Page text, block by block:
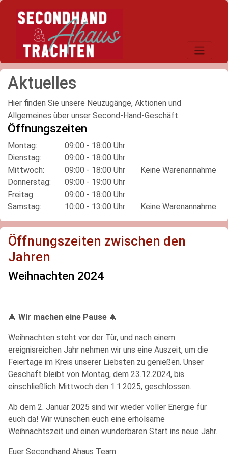
Toggle
Aktuelles
Hier finden Sie unsere Neuzugänge, Aktionen und
Allgemeines über unser Second-Hand-Geschäft.
Öffnungszeiten
Montag:
09:00 - 18:00 Uhr
Dienstag:
09:00 - 18:00 Uhr
Mittwoch:
09:00 - 18:00 Uhr
Keine Warenannahme
Donnerstag:
09:00 - 19:00 Uhr
Freitag:
09:00 - 18:00 Uhr
Samstag:
10:00 - 13:00 Uhr Keine Warenannahme
Öffnungszeiten zwischen den
Jahren
Weihnachten 2024
🎄 Wir machen eine Pause 🎄
Weihnachten steht vor der Tür, und nach einem
ereignisreichen Jahr nehmen wir uns eine Auszeit, um die
Feiertage im Kreis unserer Liebsten zu genießen. Unser
Geschäft bleibt von Montag, dem 23.12.2024, bis
einschließlich Mittwoch den 1.1.2025, geschlossen.
Ab dem 2. Januar 2025 sind wir wieder voller Energie für
euch da! Wir wünschen euch eine erholsame
Weihnachtszeit und einen wunderbaren Start ins neue Jahr.
Euer Secondhand Ahaus Team